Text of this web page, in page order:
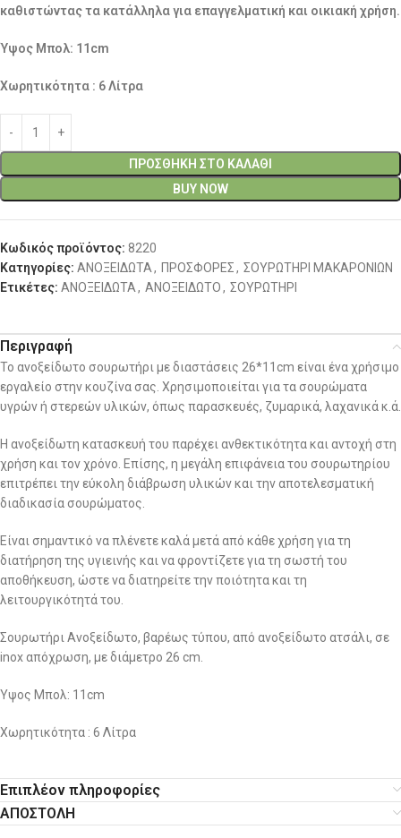
καθιστώντας τα κατάλληλα για επαγγελματική και οικιακή χρήση.
Ύψος Μπολ: 11cm
Χωρητικότητα : 6 Λίτρα
ΠΡΟΣΘΉΚΗ ΣΤΟ ΚΑΛΆΘΙ
BUY NOW
Κωδικός προϊόντος: 8220
Κατηγορίες: ΑΝΟΞΕΙΔΩΤΑ, ΠΡΟΣΦΟΡΕΣ, ΣΟΥΡΩΤΗΡΙ ΜΑΚΑΡΟΝΙΩΝ
Ετικέτες: ΑΝΟΞΕΙΔΩΤΑ, ΑΝΟΞΕΙΔΩΤΟ, ΣΟΥΡΩΤΗΡΙ
Περιγραφή
Το ανοξείδωτο σουρωτήρι με διαστάσεις 26*11cm είναι ένα χρήσιμο
εργαλείο στην κουζίνα σας. Χρησιμοποιείται για τα σουρώματα
υγρών ή στερεών υλικών, όπως παρασκευές, ζυμαρικά, λαχανικά κ.ά.
Η ανοξείδωτη κατασκευή του παρέχει ανθεκτικότητα και αντοχή στη
χρήση και τον χρόνο. Επίσης, η μεγάλη επιφάνεια του σουρωτηρίου
επιτρέπει την εύκολη διάβρωση υλικών και την αποτελεσματική
διαδικασία σουρώματος.
Είναι σημαντικό να πλένετε καλά μετά από κάθε χρήση για τη
διατήρηση της υγιεινής και να φροντίζετε για τη σωστή του
αποθήκευση, ώστε να διατηρείτε την ποιότητα και τη
λειτουργικότητά του.
Σουρωτήρι Ανοξείδωτο, βαρέως τύπου, από ανοξείδωτο ατσάλι, σε
inox απόχρωση, με διάμετρο 26 cm.
Ύψος Μπολ: 11cm
Χωρητικότητα : 6 Λίτρα
Επιπλέον πληροφορίες
ΑΠΟΣΤΟΛΗ